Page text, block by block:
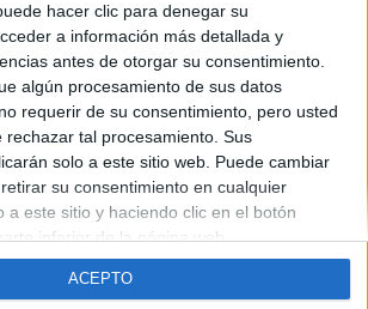
hacer clic para denegar su
a información más detallada y
antes de otorgar su consentimiento.
algún procesamiento de sus datos
requerir de su consentimiento, pero usted
rechazar tal procesamiento. Sus
solo a este sitio web. Puede cambiar
su consentimiento en cualquier
a este sitio y haciendo clic en el botón
inferior de la página web.
ACEPTO
somos|Contactar|Anúnciate
privacidad |Condiciones generales|Política
de cookies
Mediterráneo S.L.- Diego de León 47 - 28006
- Tel. +34 91 593 2767